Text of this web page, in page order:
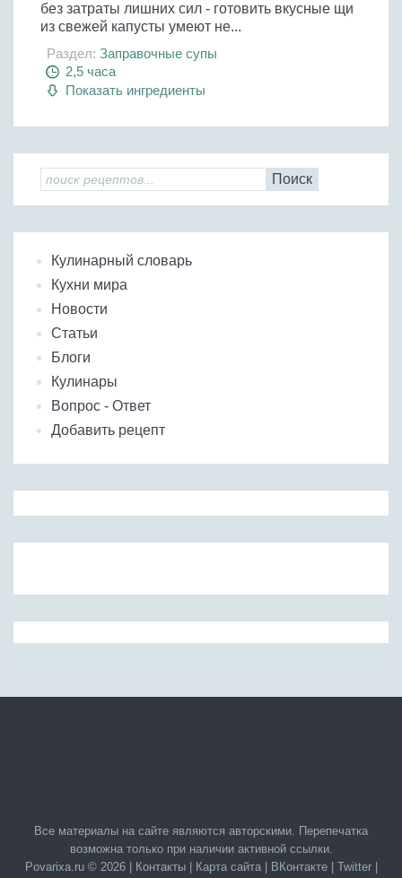
без затраты лишних сил - готовить вкусные щи
из свежей капусты умеют не...
Раздел: Заправочные супы
2,5 часа
Показать ингредиенты
Поиск
Кулинарный словарь
Кухни мира
Новости
Статьи
Блоги
Кулинары
Вопрос - Ответ
Добавить рецепт
Все материалы на сайте являются авторскими. Перепечатка
возможна только при наличии активной ссылки.
Povarixa.ru © 2026 |
Контакты| Карта сайта| ВКонтакте| Twitter|